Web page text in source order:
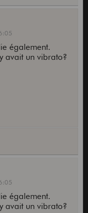
également.
avait un vibrato?
également.
avait un vibrato?